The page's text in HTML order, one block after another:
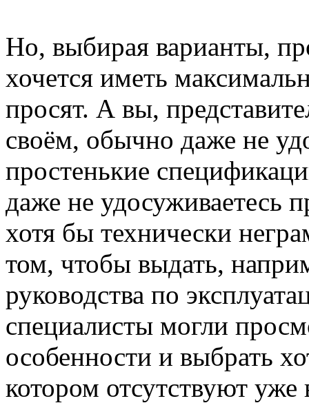
Но, выбирая варианты,
хочется иметь
просят. А вы,
своём, обычно даже не
простенькие
даже не удосуживаетесь
хотя бы технически
том, чтобы выдать,
руководства по
специалисты могли
особенности и выбрать
котором отсутствуют